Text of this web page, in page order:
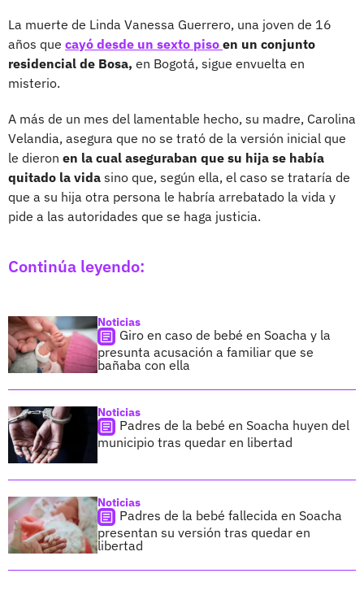
La muerte de Linda Vanessa Guerrero, una joven de 16
años que cayó desde un sexto piso en un conjunto
residencial de Bosa, en Bogotá, sigue envuelta en
misterio.
A más de un mes del lamentable hecho, su madre, Carolina
Velandia, asegura que no se trató de la versión inicial que
le dieron en la cual aseguraban que su hija se había
quitado la vida sino que, según ella, el caso se trataría de
que a su hija otra persona le habría arrebatado la vida y
pide a las autoridades que se haga justicia.
Continúa leyendo:
Noticias
Giro en caso de bebé en Soacha y la
presunta acusación a familiar que se
bañaba con ella
Noticias
Padres de la bebé en Soacha huyen del
municipio tras quedar en libertad
Noticias
Padres de la bebé fallecida en Soacha
presentan su versión tras quedar en
libertad